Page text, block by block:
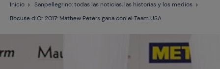
Inicio
Sanpellegrino: todas las noticias, las historias y los medios
Bocuse d’Or 2017: Mathew Peters gana con el Team USA